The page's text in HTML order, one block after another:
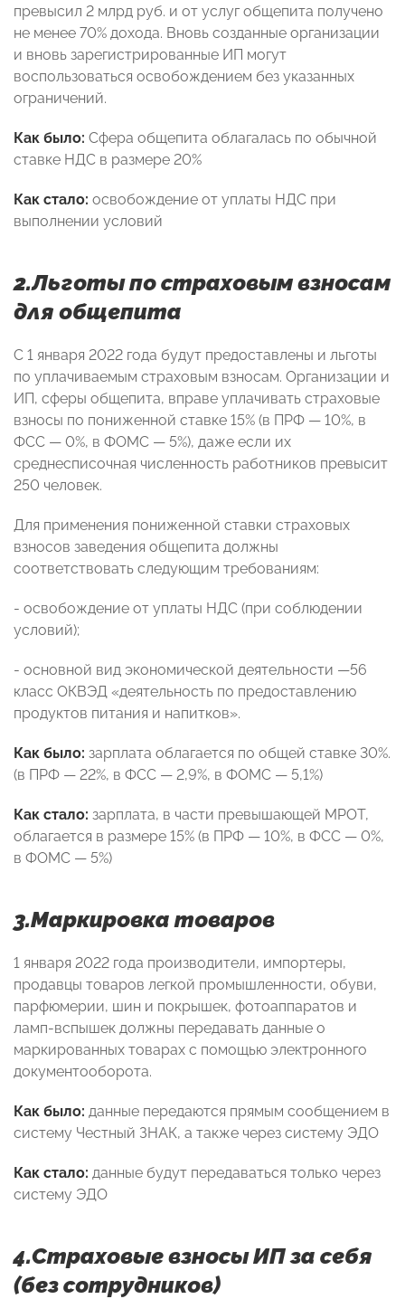
превысил 2 млрд руб. и от услуг общепита получено
не менее 70% дохода. Вновь созданные организации
и вновь зарегистрированные ИП могут
воспользоваться освобождением без указанных
ограничений.
Как было: Сфера общепита облагалась по обычной
ставке НДС в размере 20%
Как стало: освобождение от уплаты НДС при
выполнении условий
2.Льготы по страховым взносам
для общепита
С 1 января 2022 года будут предоставлены и льготы
по уплачиваемым страховым взносам. Организации и
ИП, сферы общепита, вправе уплачивать страховые
взносы по пониженной ставке 15% (в ПРФ — 10%, в
ФСС — 0%, в ФОМС — 5%), даже если их
среднесписочная численность работников превысит
250 человек.
Для применения пониженной ставки страховых
взносов заведения общепита должны
соответствовать следующим требованиям:
- освобождение от уплаты НДС (при соблюдении
условий);
- основной вид экономической деятельности —56
класс ОКВЭД «деятельность по предоставлению
продуктов питания и напитков».
Как было: зарплата облагается по общей ставке 30%.
(в ПРФ — 22%, в ФСС — 2,9%, в ФОМС — 5,1%)
Как стало: зарплата, в части превышающей МРОТ,
облагается в размере 15% (в ПРФ — 10%, в ФСС — 0%,
в ФОМС — 5%)
3.Маркировка товаров
1 января 2022 года производители, импортеры,
продавцы товаров легкой промышленности, обуви,
парфюмерии, шин и покрышек, фотоаппаратов и
ламп-вспышек должны передавать данные о
маркированных товарах с помощью электронного
документооборота.
Как было: данные передаются прямым сообщением в
систему Честный ЗНАК, а также через систему ЭДО
Как стало: данные будут передаваться только через
систему ЭДО
4.Страховые взносы ИП за себя
(без сотрудников)